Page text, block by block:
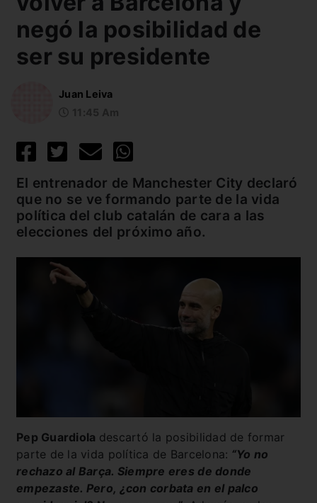
negó la posibilidad de
ser su presidente
Juan Leiva
El entrenador de Manchester City declaró
que no se ve formando parte de la vida
política del club catalán de cara a las
elecciones del próximo año.
Pep Guardiola descartó la posibilidad de formar
parte de la vida política de Barcelona: “Yo no
rechazo al Barça. Siempre eres de donde
empezaste. Pero, ¿con corbata en el palco